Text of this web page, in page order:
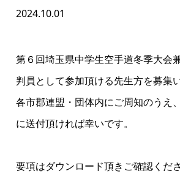
2024.10.01
第６回埼玉県中学生空手道冬季大会
判員として参加頂ける先生方を募集
各市郡連盟・団体内にご周知のうえ
に送付頂ければ幸いです。
要項はダウンロード頂きご確認くださ